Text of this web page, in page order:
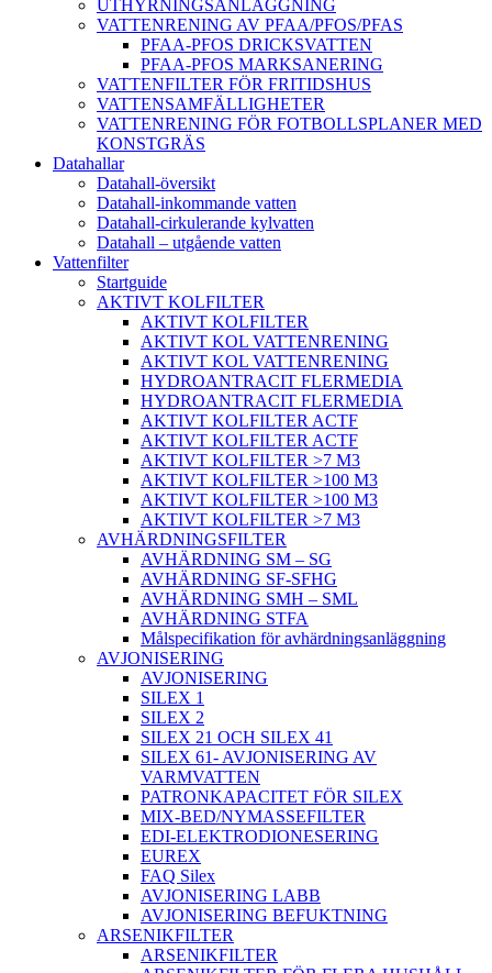
UTHYRNINGSANLÄGGNING
VATTENRENING AV PFAA/PFOS/PFAS
PFAA-PFOS DRICKSVATTEN
PFAA-PFOS MARKSANERING
VATTENFILTER FÖR FRITIDSHUS
VATTENSAMFÄLLIGHETER
VATTENRENING FÖR FOTBOLLSPLANER MED
KONSTGRÄS
Datahallar
Datahall-översikt
Datahall-inkommande vatten
Datahall-cirkulerande kylvatten
Datahall – utgående vatten
Vattenfilter
Startguide
AKTIVT KOLFILTER
AKTIVT KOLFILTER
AKTIVT KOL VATTENRENING
AKTIVT KOL VATTENRENING
HYDROANTRACIT FLERMEDIA
HYDROANTRACIT FLERMEDIA
AKTIVT KOLFILTER ACTF
AKTIVT KOLFILTER ACTF
AKTIVT KOLFILTER >7 M3
AKTIVT KOLFILTER >100 M3
AKTIVT KOLFILTER >100 M3
AKTIVT KOLFILTER >7 M3
AVHÄRDNINGSFILTER
AVHÄRDNING SM – SG
AVHÄRDNING SF-SFHG
AVHÄRDNING SMH – SML
AVHÄRDNING STFA
Målspecifikation för avhärdningsanläggning
AVJONISERING
AVJONISERING
SILEX 1
SILEX 2
SILEX 21 OCH SILEX 41
SILEX 61- AVJONISERING AV
VARMVATTEN
PATRONKAPACITET FÖR SILEX
MIX-BED/NYMASSEFILTER
EDI-ELEKTRODIONESERING
EUREX
FAQ Silex
AVJONISERING LABB
AVJONISERING BEFUKTNING
ARSENIKFILTER
ARSENIKFILTER